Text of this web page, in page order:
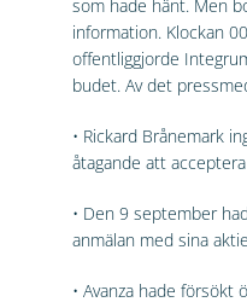
som hade hänt. Men
information. Klockan
offentliggjorde
budet. Av det
• Rickard Brånemark
åtagande att
• Den 9 september
anmälan med sina
• Avanza hade